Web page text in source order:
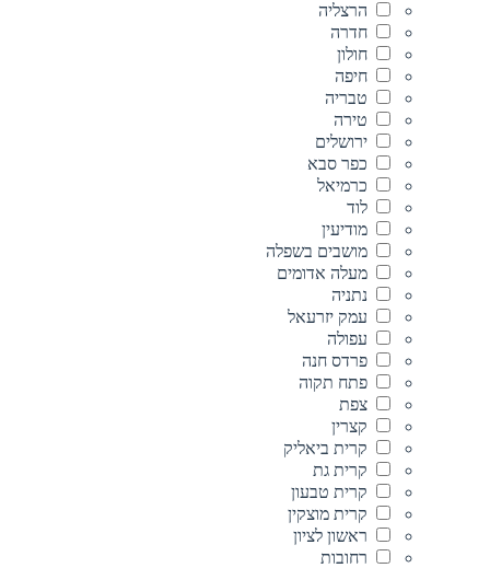
הרצליה
חדרה
חולון
חיפה
טבריה
טירה
ירושלים
כפר סבא
כרמיאל
לוד
מודיעין
מושבים בשפלה
מעלה אדומים
נתניה
עמק יזרעאל
עפולה
פרדס חנה
פתח תקוה
צפת
קצרין
קרית ביאליק
קרית גת
קרית טבעון
קרית מוצקין
ראשון לציון
רחובות